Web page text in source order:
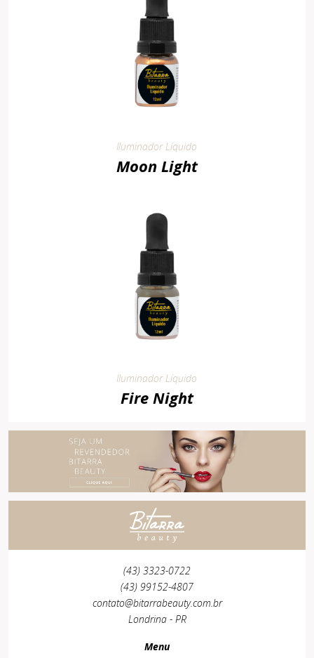
Iluminador Líquido
Moon Light
Iluminador Líquido
Fire Night
(43) 3323-0722
(43) 99152-4807
contato@bitarrabeauty.com.br
Londrina - PR
Menu